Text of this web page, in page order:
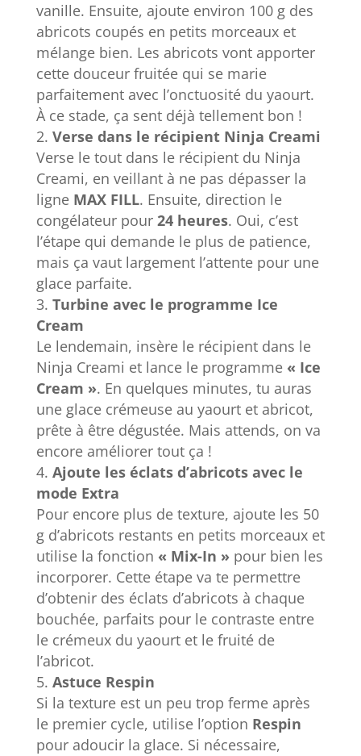
vanille. Ensuite, ajoute environ 100 g des
abricots coupés en petits morceaux et
mélange bien. Les abricots vont apporter
cette douceur fruitée qui se marie
parfaitement avec l’onctuosité du yaourt.
À ce stade, ça sent déjà tellement bon !
Verse dans le récipient Ninja Creami
Verse le tout dans le récipient du Ninja
Creami, en veillant à ne pas dépasser la
ligne MAX FILL. Ensuite, direction le
congélateur pour 24 heures. Oui, c’est
l’étape qui demande le plus de patience,
mais ça vaut largement l’attente pour une
glace parfaite.
Turbine avec le programme Ice
Cream
Le lendemain, insère le récipient dans le
Ninja Creami et lance le programme « Ice
Cream ». En quelques minutes, tu auras
une glace crémeuse au yaourt et abricot,
prête à être dégustée. Mais attends, on va
encore améliorer tout ça !
Ajoute les éclats d’abricots avec le
mode Extra
Pour encore plus de texture, ajoute les 50
g d’abricots restants en petits morceaux et
utilise la fonction « Mix-In » pour bien les
incorporer. Cette étape va te permettre
d’obtenir des éclats d’abricots à chaque
bouchée, parfaits pour le contraste entre
le crémeux du yaourt et le fruité de
l’abricot.
Astuce Respin
Si la texture est un peu trop ferme après
le premier cycle, utilise l’option Respin
pour adoucir la glace. Si nécessaire,